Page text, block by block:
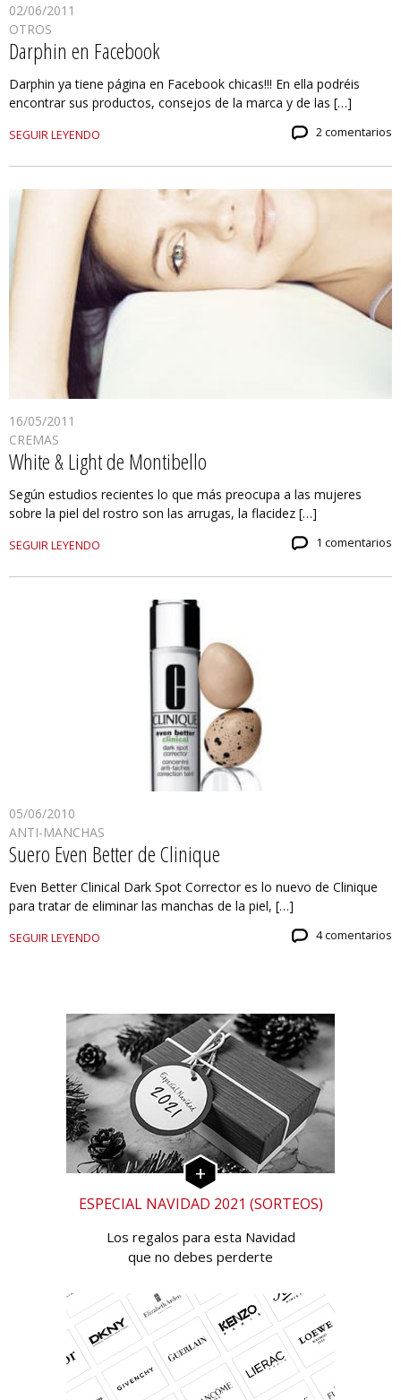
02/06/2011
OTROS
Darphin en Facebook
Darphin ya tiene página en Facebook chicas!!! En ella podréis
encontrar sus productos, consejos de la marca y de las […]
SEGUIR LEYENDO 2 comentarios
16/05/2011
CREMAS
White & Light de Montibello
Según estudios recientes lo que más preocupa a las mujeres
sobre la piel del rostro son las arrugas, la flacidez […]
SEGUIR LEYENDO 1 comentarios
05/06/2010
ANTI-MANCHAS
Suero Even Better de Clinique
Even Better Clinical Dark Spot Corrector es lo nuevo de Clinique
para tratar de eliminar las manchas de la piel, […]
SEGUIR LEYENDO 4 comentarios
ESPECIAL NAVIDAD 2021 (SORTEOS)
Los regalos para esta Navidad
que no debes perderte